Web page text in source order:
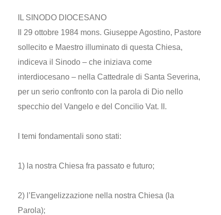
IL SINODO DIOCESANO
Il 29 ottobre 1984 mons. Giuseppe Agostino, Pastore
sollecito e Maestro illuminato di questa Chiesa,
indiceva il Sinodo – che iniziava come
interdiocesano – nella Cattedrale di Santa Severina,
per un serio confronto con la parola di Dio nello
specchio del Vangelo e del Concilio Vat. II.
I temi fondamentali sono stati:
1) la nostra Chiesa fra passato e futuro;
2) l’Evangelizzazione nella nostra Chiesa (la
Parola);